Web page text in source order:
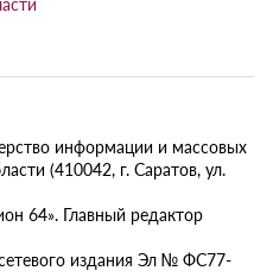
информации и массовых
(410042, г. Саратов, ул.
64». Главный редактор
издания Эл № ФС77-